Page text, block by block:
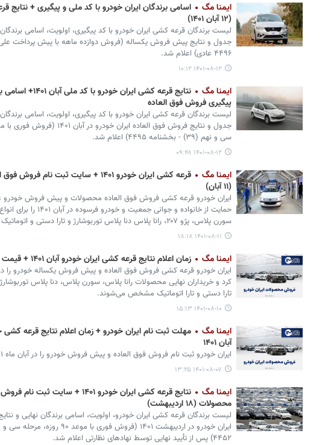
ایمنا مگ
اسامی برندگان ایران خودرو با کد ملی و پیگیری +
(۱۲ آبان ۱۴۰۱)
لیست برندگان قرعه کشی ایران خودرو با کد پیگیری، اولویت، اسامی
جدول و نتایج پیش فروش یکساله (فروش دوازده ماهه با پیش پرداخت
۴۴۹۶ عادی) اعلام شد.
۱۴۰۱-۰۸-۱۲ ۱۰:۱۲
ایمنا مگ
نتایج قرعه کشی ایران
پیگیری فروش فوق العاده
لیست برندگان قرعه کشی ایران خودرو با کد پیگیری، اولویت، اسامی
سی و نهم (۳۹) - بخشنامه ۴۴۹۵) اعلام شد.
۱۴۰۱-۰۸-۱۲ ۰۹:۴۸
ایمنا مگ
قرعه کشی ایران خودرو ۱۴۰۱ + سایت ثبت نام
(۱۱ آبان)
ایران خودرو قرعه کشی فروش فوق العاده محصولات و پیش فروش خودرو
سورن پلاس، پژو ۲۰۷، رانا پلاس دنا پلاس توربوشارژ و تارا دستی و اتوماتیک برگزار کرد.
۱۴۰۱-۰۸-۱۱ ۱۸:۱۸
ایمنا مگ زمان اعلام نتایج قرعه کشی ایران خودرو آبان ۱۴۰۱ + قیمت و سایت ثبت نام
تارا دستی و تارا اتوماتیک مشخص می‌شوند.
۱۴۰۱-۰۸-۱۰ ۱۵:۱۳
ایمنا مگ
مهلت ثبت نام ایران خودرو + زمان اعلام نتایج قرعه
آبان ۱۴۰۱
ایران خودرو ثبت نام فروش فوق العاده و پیش فروش خودرو را در آبان ماه ۱۴۰۱ آغاز کرد.
۱۴۰۱-۰۸-۰۷ ۱۳:۲۵
ایمنا مگ
نتایج قرعه کشی ایران خودرو ۱۴۰۱ +
محصولات (۱۸ اردیبهشت)
لیست برندگان قرعه کشی ایران خودرو، اولویت، اسامی برندگان نهایی و
۴۴۵۲) پس از تأیید نهایی توسط نهادهای نظارتی اعلام شد.